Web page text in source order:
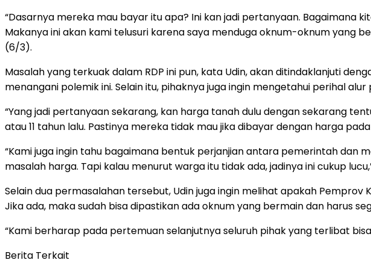
“Dasarnya mereka mau bayar itu apa? Ini kan jadi pertanyaan.
Makanya ini akan kami telusuri karena saya menduga oknum-oknum yang
(6/3).
Masalah yang terkuak dalam RDP ini pun, kata Udin, akan ditindaklanjuti
menangani polemik ini. Selain itu, pihaknya juga ingin mengetahui perihal
“Yang jadi pertanyaan sekarang, kan harga tanah dulu dengan sekarang
atau 11 tahun lalu. Pastinya mereka tidak mau jika dibayar dengan harga pada
“Kami juga ingin tahu bagaimana bentuk perjanjian antara pemerintah
masalah harga. Tapi kalau menurut warga itu tidak ada, jadinya ini cukup
Selain dua permasalahan tersebut, Udin juga ingin melihat apakah
Jika ada, maka sudah bisa dipastikan ada oknum yang bermain dan harus
“Kami berharap pada pertemuan selanjutnya seluruh pihak yang terlibat
Berita Terkait